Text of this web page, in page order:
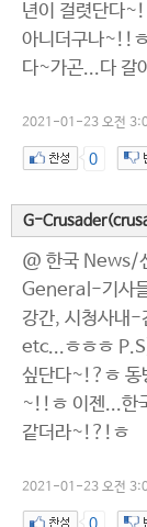
년이 걸렷단다
아니더구나~!!
다~가곤...다 갈
2021-01-23 오전
0
G-
@ 한국 News/
General-기사
강간, 시청사내-
etc...ㅎㅎㅎ
싶단다~!?ㅎ 동
~!!ㅎ 이젠...한
같더라~!?!ㅎ
2021-01-23 오전